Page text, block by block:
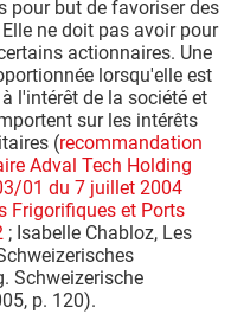
pour but de favoriser des
ne doit pas avoir pour
actionnaires. Une
lorsqu'elle est
l'intérêt de la société et
sur les intérêts
(recommandation
Adval Tech Holding
01 du 7 juillet 2004
Frigorifiques et Ports
; Isabelle Chabloz, Les
Schweizerische
p. 120).